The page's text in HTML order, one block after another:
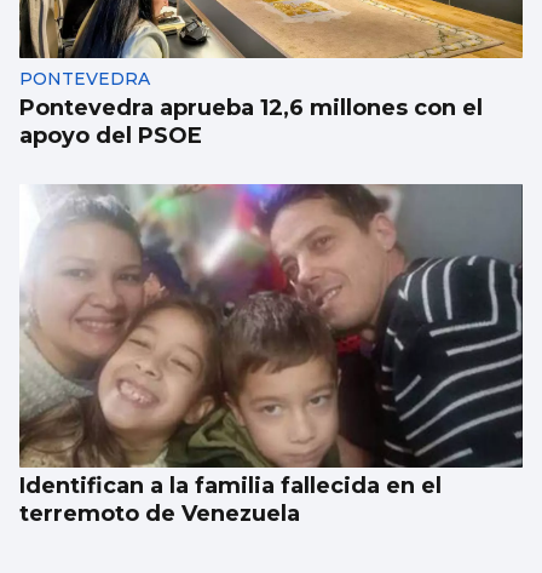
PONTEVEDRA
Pontevedra aprueba 12,6 millones con el
apoyo del PSOE
Identifican a la familia fallecida en el
terremoto de Venezuela